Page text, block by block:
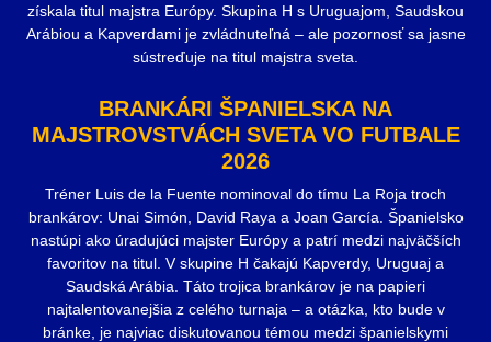
získala titul majstra Európy. Skupina H s Uruguajom, Saudskou
Arábiou a Kapverdami je zvládnuteľná – ale pozornosť sa jasne
sústreďuje na titul majstra sveta.
BRANKÁRI ŠPANIELSKA NA
MAJSTROVSTVÁCH SVETA VO FUTBALE
2026
Tréner Luis de la Fuente nominoval do tímu La Roja troch
brankárov: Unai Simón, David Raya a Joan García. Španielsko
nastúpi ako úradujúci majster Európy a patrí medzi najväčších
favoritov na titul. V skupine H čakajú Kapverdy, Uruguaj a
Saudská Arábia. Táto trojica brankárov je na papieri
najtalentovanejšia z celého turnaja – a otázka, kto bude v
bránke, je najviac diskutovanou témou medzi španielskymi